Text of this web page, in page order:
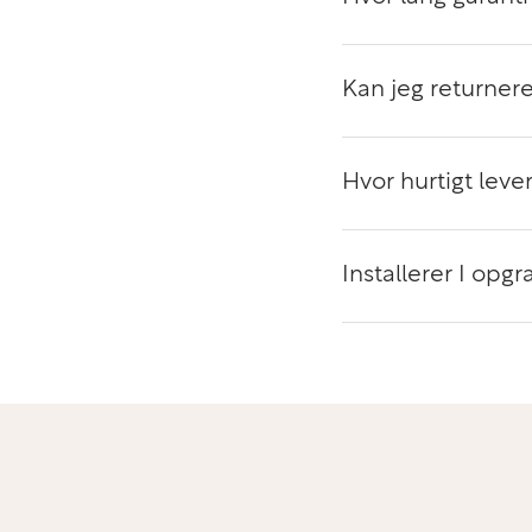
. Den hurtige opladningsteknologi
komme tilbage til arbejdet, da batteriet kan
Med Lenovo ThinkPad T14 Gen 3 får du en bred
der gør det nemt at tilslutte eksterne enheder og
Kan jeg
Hvor hurtigt
Installerer I